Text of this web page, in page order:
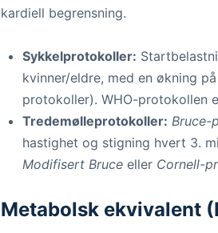
kardiell begrensning.
Sykkelprotokoller:
kvinner/eldre, med en økning
protokoller). WHO-protokollen
Tredemølleprotokoller: Bruce-
hastighet og stigning hvert 3.
Modifisert Bruce eller Cornell-
Metabolsk ekvivalent